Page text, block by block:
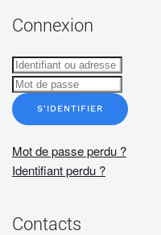
Connexion
S'IDENTIFIER
Mot de passe perdu ?
Identifiant perdu ?
Contacts